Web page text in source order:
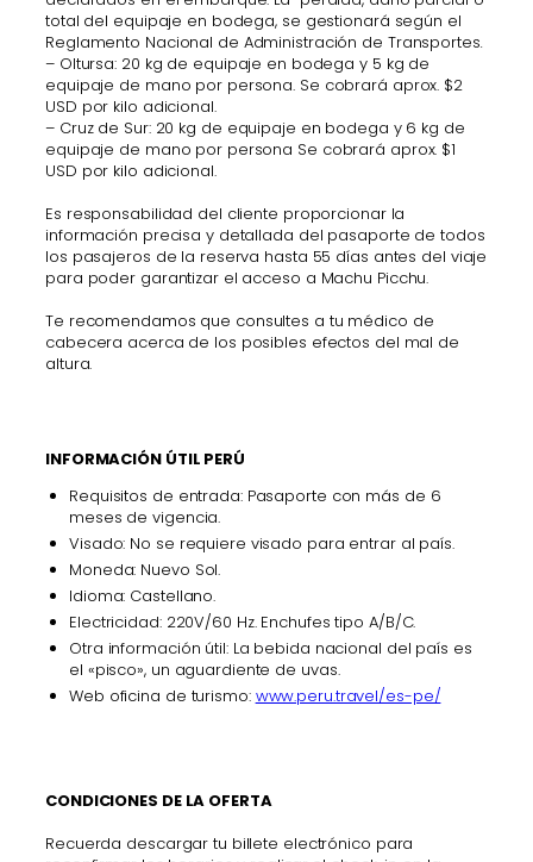
total del equipaje en bodega, se gestionará según el
Reglamento Nacional de Administración de Transportes.
– Oltursa: 20 kg de equipaje en bodega y 5 kg de
equipaje de mano por persona. Se cobrará aprox. $2
USD por kilo adicional.
– Cruz de Sur: 20 kg de equipaje en bodega y 6 kg de
equipaje de mano por persona Se cobrará aprox. $1
USD por kilo adicional.
Es responsabilidad del cliente proporcionar la
información precisa y detallada del pasaporte de todos
los pasajeros de la reserva hasta 55 días antes del viaje
para poder garantizar el acceso a Machu Picchu.
Te recomendamos que consultes a tu médico de
cabecera acerca de los posibles efectos del mal de
altura.
INFORMACIÓN ÚTIL PERÚ
Requisitos de entrada: Pasaporte con más de 6
meses de vigencia.
Visado: No se requiere visado para entrar al país.
Moneda: Nuevo Sol.
Idioma: Castellano.
Electricidad: 220V/60 Hz. Enchufes tipo A/B/C.
Otra información útil: La bebida nacional del país es
el «pisco», un aguardiente de uvas.
Web oficina de turismo: www.peru.travel/es-pe/
CONDICIONES DE LA OFERTA
Recuerda descargar tu billete electrónico para